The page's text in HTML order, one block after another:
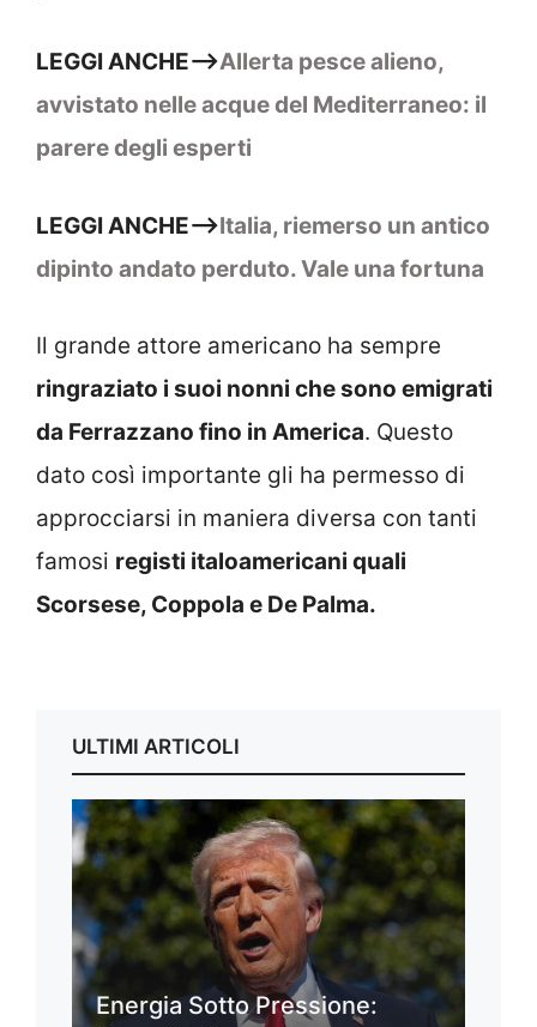
LEGGI ANCHE–>Allerta pesce alieno,
avvistato nelle acque del Mediterraneo: il
parere degli esperti
LEGGI ANCHE–>Italia, riemerso un antico
dipinto andato perduto. Vale una fortuna
Il grande attore americano ha sempre
ringraziato i suoi nonni che sono emigrati
da Ferrazzano fino in America. Questo
dato così importante gli ha permesso di
approcciarsi in maniera diversa con tanti
famosi registi italoamericani quali
Scorsese, Coppola e De Palma.
ULTIMI ARTICOLI
Energia Sotto Pressione: